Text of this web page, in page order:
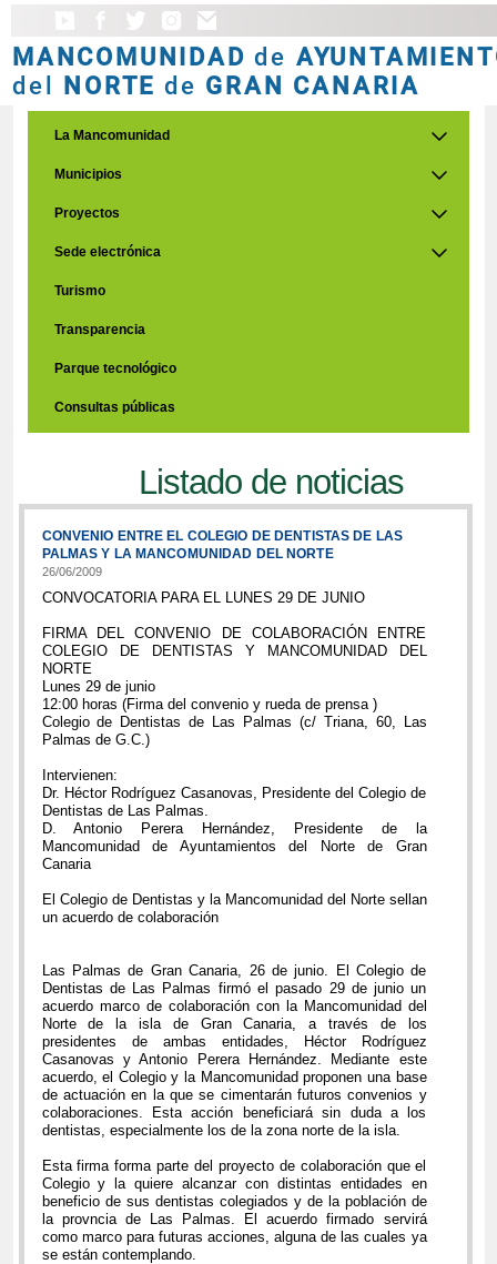
MANCOMUNIDAD de
del NORTE de GRAN CANARIA
La Mancomunidad
Municipios
Proyectos
Sede electrónica
Turismo
Transparencia
Parque tecnológico
Consultas públicas
Listado de noticias
CONVENIO ENTRE EL COLEGIO DE DENTISTAS DE LAS
PALMAS Y LA MANCOMUNIDAD DEL NORTE
26/06/2009
CONVOCATORIA PARA EL LUNES 29 DE JUNIO
FIRMA DEL CONVENIO DE COLABORACIÓN ENTRE
COLEGIO DE DENTISTAS Y MANCOMUNIDAD DEL
NORTE
Lunes 29 de junio
12:00 horas (Firma del convenio y rueda de prensa )
Colegio de Dentistas de Las Palmas (c/ Triana, 60, Las
Palmas de G.C.)
Intervienen:
Dr. Héctor Rodríguez Casanovas, Presidente del Colegio de
Dentistas de Las Palmas.
D. Antonio Perera Hernández, Presidente de la
Mancomunidad de Ayuntamientos del Norte de Gran
Canaria
El Colegio de Dentistas y la Mancomunidad del Norte sellan
un acuerdo de colaboración
Las Palmas de Gran Canaria, 26 de junio. El Colegio de
Dentistas de Las Palmas firmó el pasado 29 de junio un
acuerdo marco de colaboración con la Mancomunidad del
Norte de la isla de Gran Canaria, a través de los
presidentes de ambas entidades, Héctor Rodríguez
Casanovas y Antonio Perera Hernández. Mediante este
acuerdo, el Colegio y la Mancomunidad proponen una base
de actuación en la que se cimentarán futuros convenios y
colaboraciones. Esta acción beneficiará sin duda a los
dentistas, especialmente los de la zona norte de la isla.
Esta firma forma parte del proyecto de colaboración que el
Colegio y la quiere alcanzar con distintas entidades en
beneficio de sus dentistas colegiados y de la población de
la provncia de Las Palmas. El acuerdo firmado servirá
como marco para futuras acciones, alguna de las cuales ya
se están contemplando.